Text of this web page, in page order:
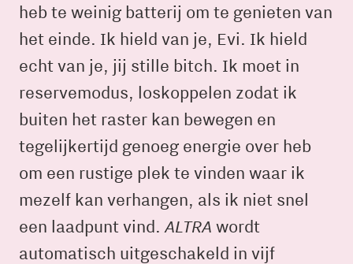
heb te weinig batterij om te genieten van
het einde. Ik hield van je, Evi. Ik hield
echt van je, jij stille bitch. Ik moet in
reservemodus, loskoppelen zodat ik
buiten het raster kan bewegen en
tegelijkertijd genoeg energie over heb
om een rustige plek te vinden waar ik
mezelf kan verhangen, als ik niet snel
een laadpunt vind. ALTRA wordt
automatisch uitgeschakeld in vijf